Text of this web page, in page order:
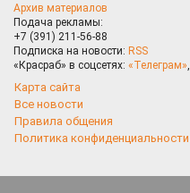
Архив материалов
Подача рекламы:
+7 (391) 211-56-88
Подписка на новости: RSS
«Красраб» в соцсетях: «Телеграм»,
Карта сайта
Все новости
Правила общения
Политика конфиденциальности